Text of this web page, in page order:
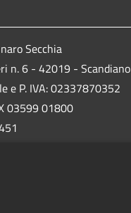
Secchia
n. 6 - 42019 - Scandiano
e P. IVA: 02337870352
03599 01800